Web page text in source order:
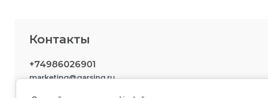
Контакты
+74986026901
marketing@garsing.ru